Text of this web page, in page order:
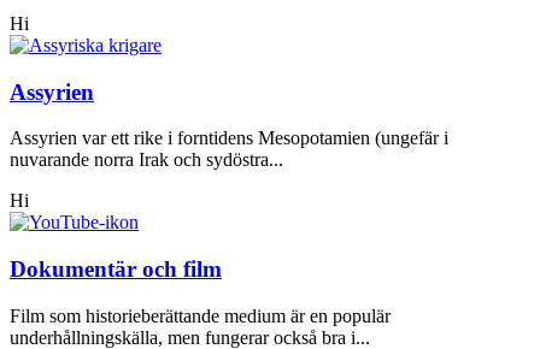
Hi
Assyrien
Assyrien var ett rike i forntidens Mesopotamien (ungefär i
nuvarande norra Irak och sydöstra...
Hi
Dokumentär och film
Film som historieberättande medium är en populär
underhållningskälla, men fungerar också bra i...